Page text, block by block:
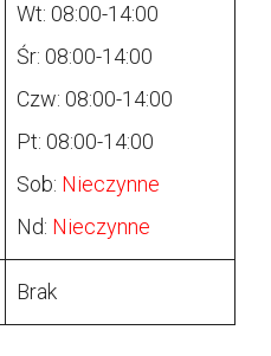
Wt: 08:00-14:00
Śr: 08:00-14:00
Czw: 08:00-14:00
Pt: 08:00-14:00
Sob: Nieczynne
Nd: Nieczynne
Brak